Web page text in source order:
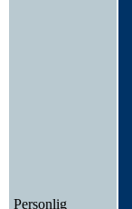
Personlig